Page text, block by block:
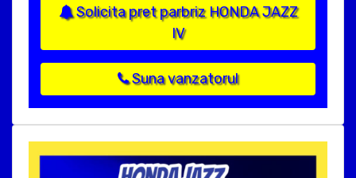
Solicita pret parbriz HONDA JAZZ
IV
Suna vanzatorul